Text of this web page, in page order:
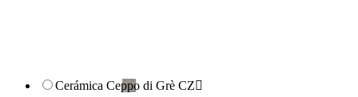
Cerámica Ceppo di Grè CZ